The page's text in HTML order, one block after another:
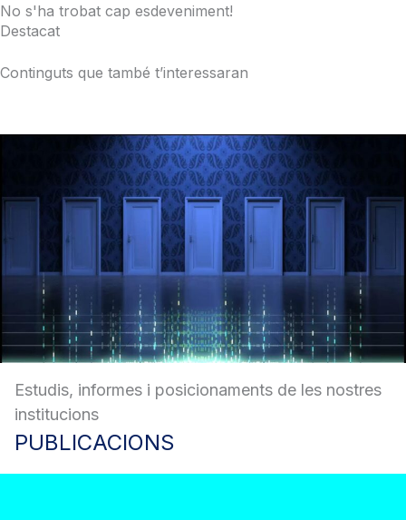
No s'ha trobat cap esdeveniment!
Destacat
Continguts que també t’interessaran
Estudis, informes i posicionaments de les nostres
institucions
PUBLICACIONS